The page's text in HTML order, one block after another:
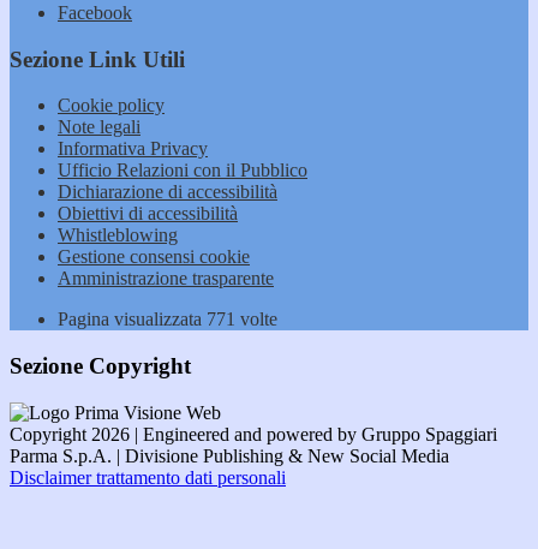
Facebook
Sezione Link Utili
Cookie policy
Note legali
Informativa Privacy
Ufficio Relazioni con il Pubblico
Dichiarazione di accessibilità
Obiettivi di accessibilità
Whistleblowing
Gestione consensi cookie
Amministrazione trasparente
Pagina visualizzata 771 volte
Sezione Copyright
Copyright 2026 | Engineered and powered by Gruppo Spaggiari
Parma S.p.A. | Divisione Publishing & New Social Media
Disclaimer trattamento dati personali